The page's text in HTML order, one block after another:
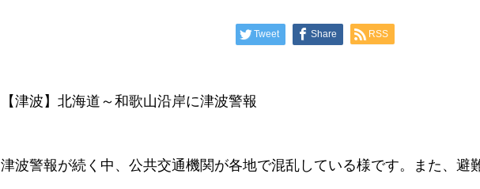
Tweet Share RSS
【津波】北海道～和歌山沿岸に津波警報
津波警報が続く中、公共交通機関が各地で混乱している様です。また、避